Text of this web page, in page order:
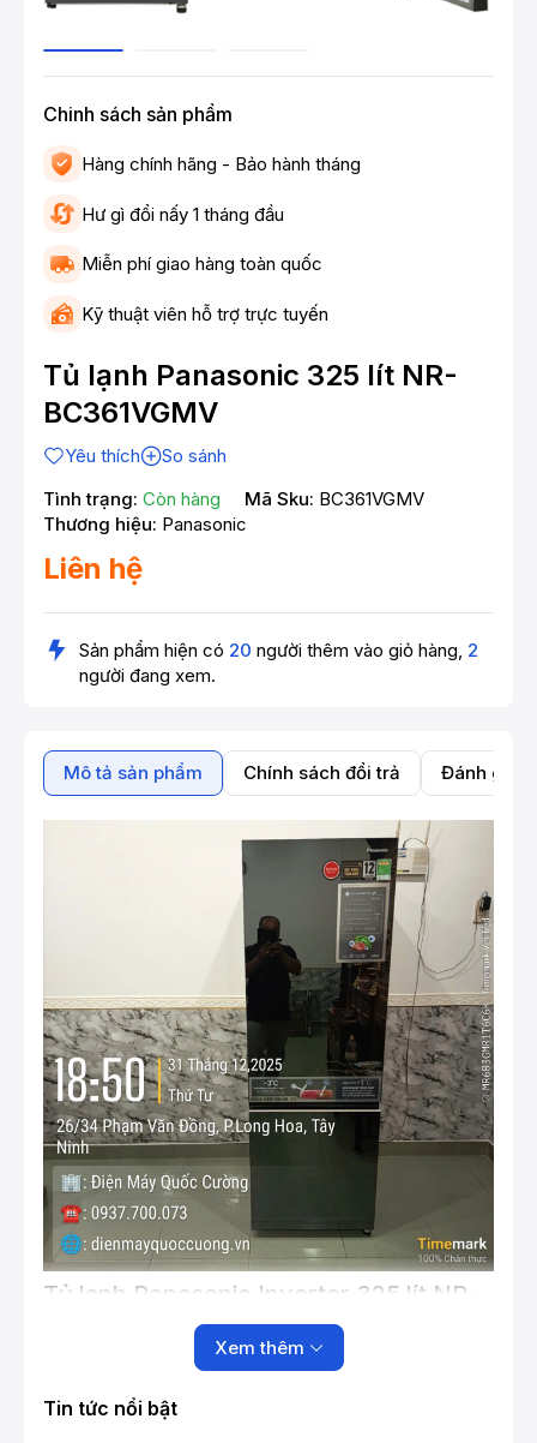
Chinh sách sản phẩm
Hàng chính hãng - Bảo hành tháng
Hư gì đổi nấy 1 tháng đầu
Miễn phí giao hàng toàn quốc
Kỹ thuật viên hỗ trợ trực tuyến
Tủ lạnh Panasonic 325 lít NR-
BC361VGMV
Yêu thích
So sánh
Tình trạng: Còn hàng Mã Sku: BC361VGMV
Thương hiệu: Panasonic
Liên hệ
Sản phẩm hiện có 20 người thêm vào giỏ hàng, 2
người đang xem.
Mô tả sản phẩm Chính sách đổi trả Đánh giá
Tủ lạnh Panasonic Inverter 325 lít NR-
BC361VGMV: Thiết kế hiện đại, công
nghệ tiên tiến cho thực phẩm tươi ngon
Tủ lạnh Panasonic Inverter 325 lít NR-BC361VGMV
là một lựa chọn tuyệt vời cho gia đình hiện đại, với thiết
Xem thêm
Tin tức nổi bật